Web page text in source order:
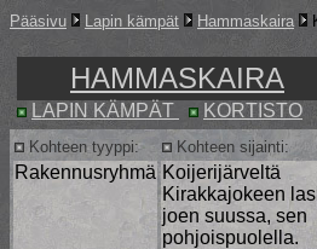
Pääsivu Lapin kämpät Hammaskaira
HAMMASKAIRA
LAPIN KÄMPÄT KORTISTO
Kohteen tyyppi: Kohteen sijainti:
Rakennusryhmä Koijerijärveltä
Kirakkajokeen
joen suussa, sen
pohjoispuolella.